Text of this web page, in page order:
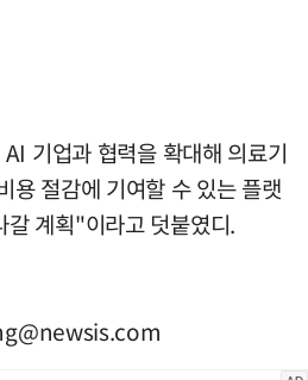
기업과 협력을 확대해 의료기
용 절감에 기여할 수 있는 플랫
갈 계획"이라고 덧붙였디.